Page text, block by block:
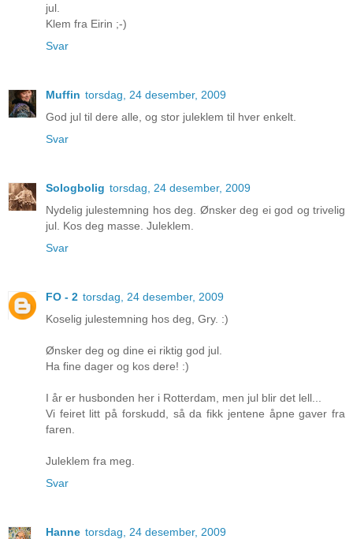
jul.
Klem fra Eirin ;-)
Svar
Muffin torsdag, 24 desember, 2009
God jul til dere alle, og stor juleklem til hver enkelt.
Svar
Sologbolig torsdag, 24 desember, 2009
Nydelig julestemning hos deg. Ønsker deg ei god og trivelig
jul. Kos deg masse. Juleklem.
Svar
FO - 2 torsdag, 24 desember, 2009
Koselig julestemning hos deg, Gry. :)
Ønsker deg og dine ei riktig god jul.
Ha fine dager og kos dere! :)
I år er husbonden her i Rotterdam, men jul blir det lell...
Vi feiret litt på forskudd, så da fikk jentene åpne gaver fra
faren.
Juleklem fra meg.
Svar
Hanne torsdag, 24 desember, 2009